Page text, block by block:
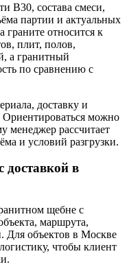
В30, состава смеси,
партии и актуальных
граните относится к
плит, полов,
а гранитный
по сравнению с
доставку и
можно
менеджер рассчитает
и условий разгрузки.
доставкой в
щебне с
маршрута,
Для объектов в Москве
чтобы клиент